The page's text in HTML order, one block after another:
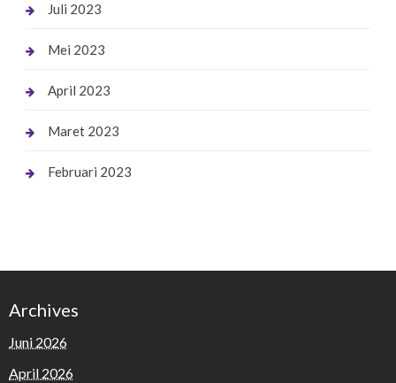
Juli 2023
Mei 2023
April 2023
Maret 2023
Februari 2023
Archives
Juni 2026
April 2026